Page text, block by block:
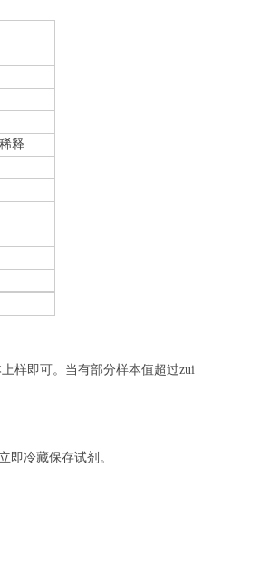
释
样即可。当有部分样本值超过zui
即冷藏保存试剂。